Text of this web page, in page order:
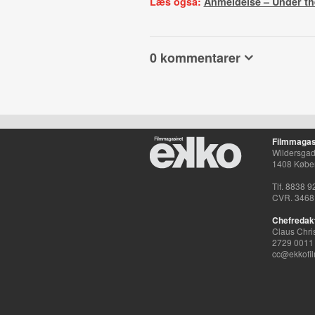
0 kommentarer
1408
Tlf. 8838
CVR.
Claus
2729 0011